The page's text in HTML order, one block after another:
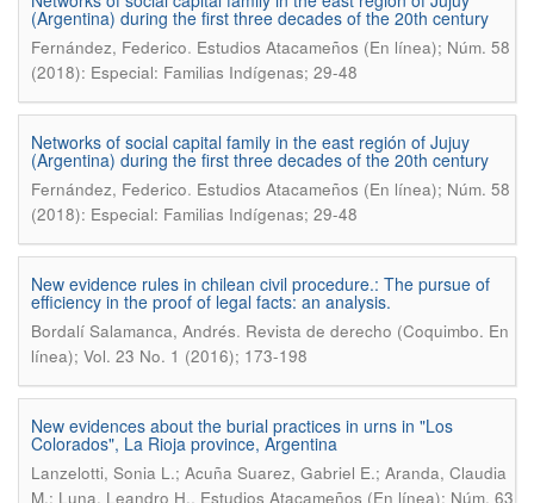
(Argentina) during the first three decades of the 20th century
Fernández, Federico. Estudios Atacameños (En línea); Núm. 58
(2018): Especial: Familias Indígenas; 29-48
Networks of social capital family in the east región of Jujuy
(Argentina) during the first three decades of the 20th century
Fernández, Federico. Estudios Atacameños (En línea); Núm. 58
(2018): Especial: Familias Indígenas; 29-48
New evidence rules in chilean civil procedure.: The pursue of
efficiency in the proof of legal facts: an analysis.
Bordalí Salamanca, Andrés. Revista de derecho (Coquimbo. En
línea); Vol. 23 No. 1 (2016); 173-198
New evidences about the burial practices in urns in "Los
Colorados", La Rioja province, Argentina
Lanzelotti, Sonia L.; Acuña Suarez, Gabriel E.; Aranda, Claudia
M.; Luna, Leandro H.. Estudios Atacameños (En línea); Núm. 63